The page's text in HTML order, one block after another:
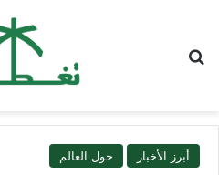
أبرز الأخبار حول العالم